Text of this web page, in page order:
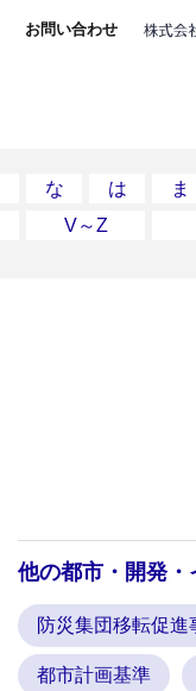
お問い合わせ
な は ま
V～Z
他の都市・開発・
防災集団移転促進
都市計画基準